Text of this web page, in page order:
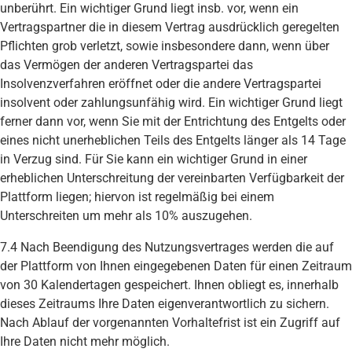
unberührt. Ein wichtiger Grund liegt insb. vor, wenn ein
Vertragspartner die in diesem Vertrag ausdrücklich geregelten
Pflichten grob verletzt, sowie insbesondere dann, wenn über
das Vermögen der anderen Vertragspartei das
Insolvenzverfahren eröffnet oder die andere Vertragspartei
insolvent oder zahlungsunfähig wird. Ein wichtiger Grund liegt
ferner dann vor, wenn Sie mit der Entrichtung des Entgelts oder
eines nicht unerheblichen Teils des Entgelts länger als 14 Tage
in Verzug sind. Für Sie kann ein wichtiger Grund in einer
erheblichen Unterschreitung der vereinbarten Verfügbarkeit der
Plattform liegen; hiervon ist regelmäßig bei einem
Unterschreiten um mehr als 10% auszugehen.
7.4 Nach Beendigung des Nutzungsvertrages werden die auf
der Plattform von Ihnen eingegebenen Daten für einen Zeitraum
von 30 Kalendertagen gespeichert. Ihnen obliegt es, innerhalb
dieses Zeitraums Ihre Daten eigenverantwortlich zu sichern.
Nach Ablauf der vorgenannten Vorhaltefrist ist ein Zugriff auf
Ihre Daten nicht mehr möglich.